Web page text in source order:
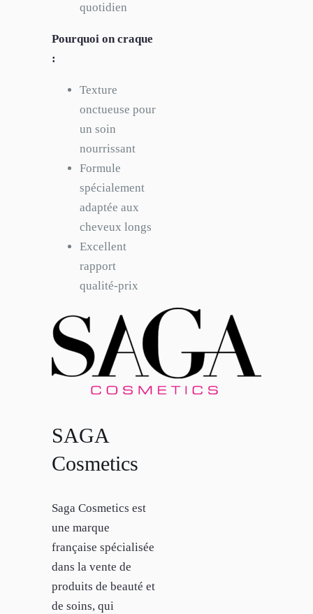
quotidien
Pourquoi on craque
:
Texture
onctueuse pour
un soin
nourrissant
Formule
spécialement
adaptée aux
cheveux longs
Excellent
rapport
qualité-prix
SAGA
Cosmetics
Saga Cosmetics est
une marque
française spécialisée
dans la vente de
produits de beauté et
de soins, qui